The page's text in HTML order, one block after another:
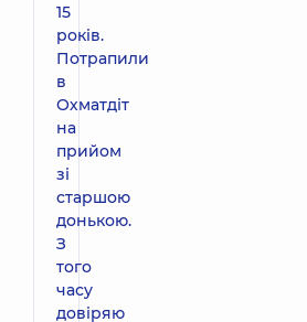
15
років.
Потрапили
в
Охматдіт
на
прийом
зі
старшою
донькою.
З
того
часу
довіряю